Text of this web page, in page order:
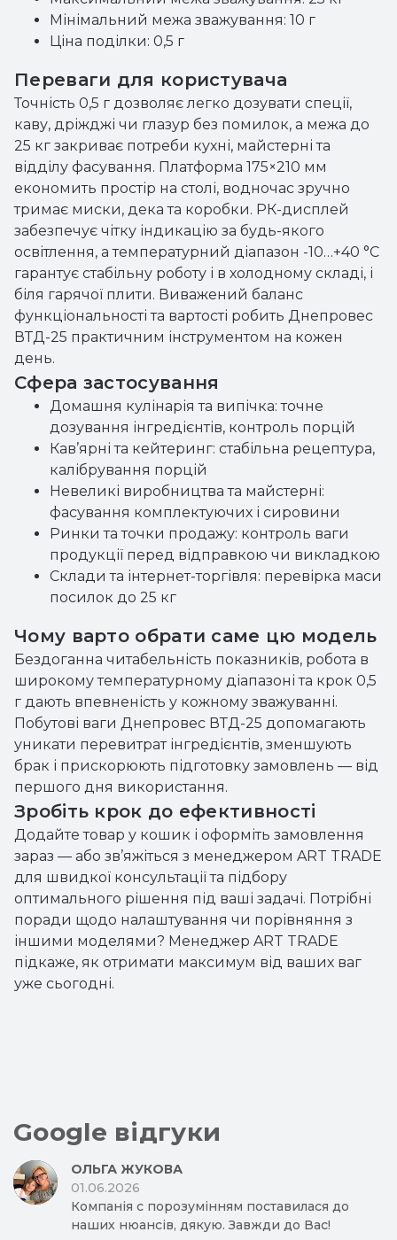
Мінімальний межа зважування: 10 г
Ціна поділки: 0,5 г
Переваги для користувача
Точність 0,5 г дозволяє легко дозувати спеції,
каву, дріжджі чи глазур без помилок, а межа до
25 кг закриває потреби кухні, майстерні та
відділу фасування. Платформа 175×210 мм
економить простір на столі, водночас зручно
тримає миски, дека та коробки. РК-дисплей
забезпечує чітку індикацію за будь-якого
освітлення, а температурний діапазон -10…+40 °C
гарантує стабільну роботу і в холодному складі, і
біля гарячої плити. Виважений баланс
функціональності та вартості робить Днепровес
ВТД-25 практичним інструментом на кожен
день.
Сфера застосування
Домашня кулінарія та випічка: точне
дозування інгредієнтів, контроль порцій
Кав’ярні та кейтеринг: стабільна рецептура,
калібрування порцій
Невеликі виробництва та майстерні:
фасування комплектуючих і сировини
Ринки та точки продажу: контроль ваги
продукції перед відправкою чи викладкою
Склади та інтернет-торгівля: перевірка маси
посилок до 25 кг
Чому варто обрати саме цю модель
Бездоганна читабельність показників, робота в
широкому температурному діапазоні та крок 0,5
г дають впевненість у кожному зважуванні.
Побутові ваги Днепровес ВТД-25 допомагають
уникати перевитрат інгредієнтів, зменшують
брак і прискорюють підготовку замовлень — від
першого дня використання.
Зробіть крок до ефективності
Додайте товар у кошик і оформіть замовлення
зараз — або зв’яжіться з менеджером ART TRADE
для швидкої консультації та підбору
оптимального рішення під ваші задачі. Потрібні
поради щодо налаштування чи порівняння з
іншими моделями? Менеджер ART TRADE
підкаже, як отримати максимум від ваших ваг
уже сьогодні.
Google відгуки
ОЛЬГА ЖУКОВА
01.06.2026
Компанія с порозумінням поставилася до
наших нюансів, дякую. Завжди до Вас!